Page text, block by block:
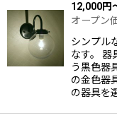
12,000円
オープン
シンプル
なす。
う黒色器
の金色器
の器具を